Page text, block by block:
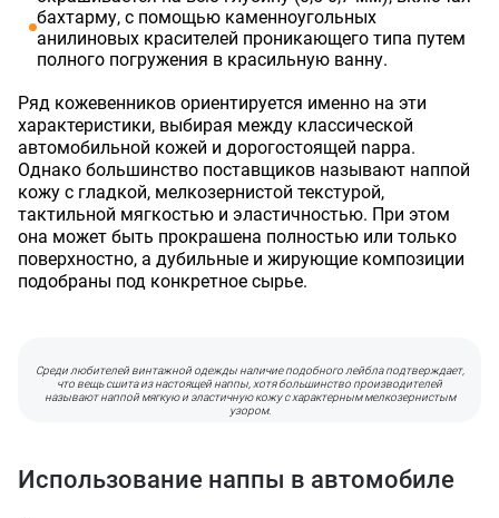
бахтарму, с помощью каменноугольных
анилиновых красителей проникающего типа путем
полного погружения в красильную ванну.
Ряд кожевенников ориентируется именно на эти
характеристики, выбирая между классической
автомобильной кожей и дорогостоящей nappa.
Однако большинство поставщиков называют наппой
кожу с гладкой, мелкозернистой текстурой,
тактильной мягкостью и эластичностью. При этом
она может быть прокрашена полностью или только
поверхностно, а дубильные и жирующие композиции
подобраны под конкретное сырье.
Среди любителей винтажной одежды наличие подобного лейбла подтверждает,
что вещь сшита из настоящей наппы, хотя большинство производителей
называют наппой мягкую и эластичную кожу с характерным мелкозернистым
узором.
Использование наппы в автомобиле
Ваше имя
Ваш номер телефона
Соглашаюсь на обработку персональных данных
Купить в 1 клик
Оставьте заявку, и наш менеджер свяжется с вами в
ближайшее время
Ваше имя
Ваш номер телефона
Соглашаюсь на обработку персональных данных
Данные формы отправлены
Ваше имя
Комментарий
Прикрепить фото
Нажимая кнопку «Отправить», я даю согласие на получение информации об
оформлении и получении заказа,согласие на обработку персональных
данных
Наш менеджер свяжется с вами
Оставить заявку
Телефон
Комментарий
Отправить
Данные формы отправлены
в ближайшее время!